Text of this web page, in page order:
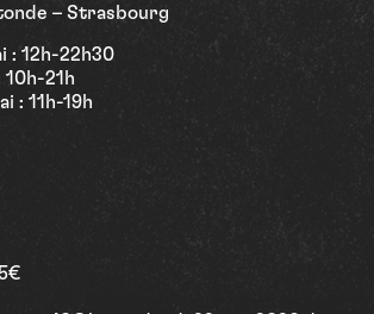
– Strasbourg
: 12h-22h30
10h-21h
: 11h-19h